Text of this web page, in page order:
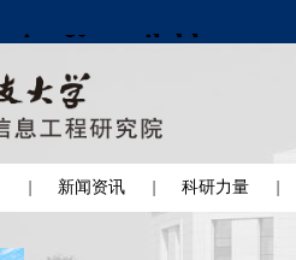
新闻资讯 科研力量